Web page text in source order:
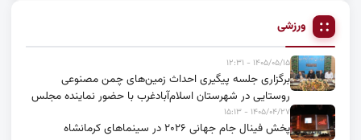
ورزشی
۱۴۰۵/۰۵/۱۵ - ۱۲:۳۱
برگزاری جلسه پیگیری احداث زمین‌های چمن مصنوعی
روستایی در شهرستان اسلام‌آبادغرب با حضور نماینده مجلس
۱۴۰۵/۰۴/۲۷ - ۱۵:۱۳
پخش فینال جام جهانی ۲۰۲۶ در سینماهای کرمانشاه